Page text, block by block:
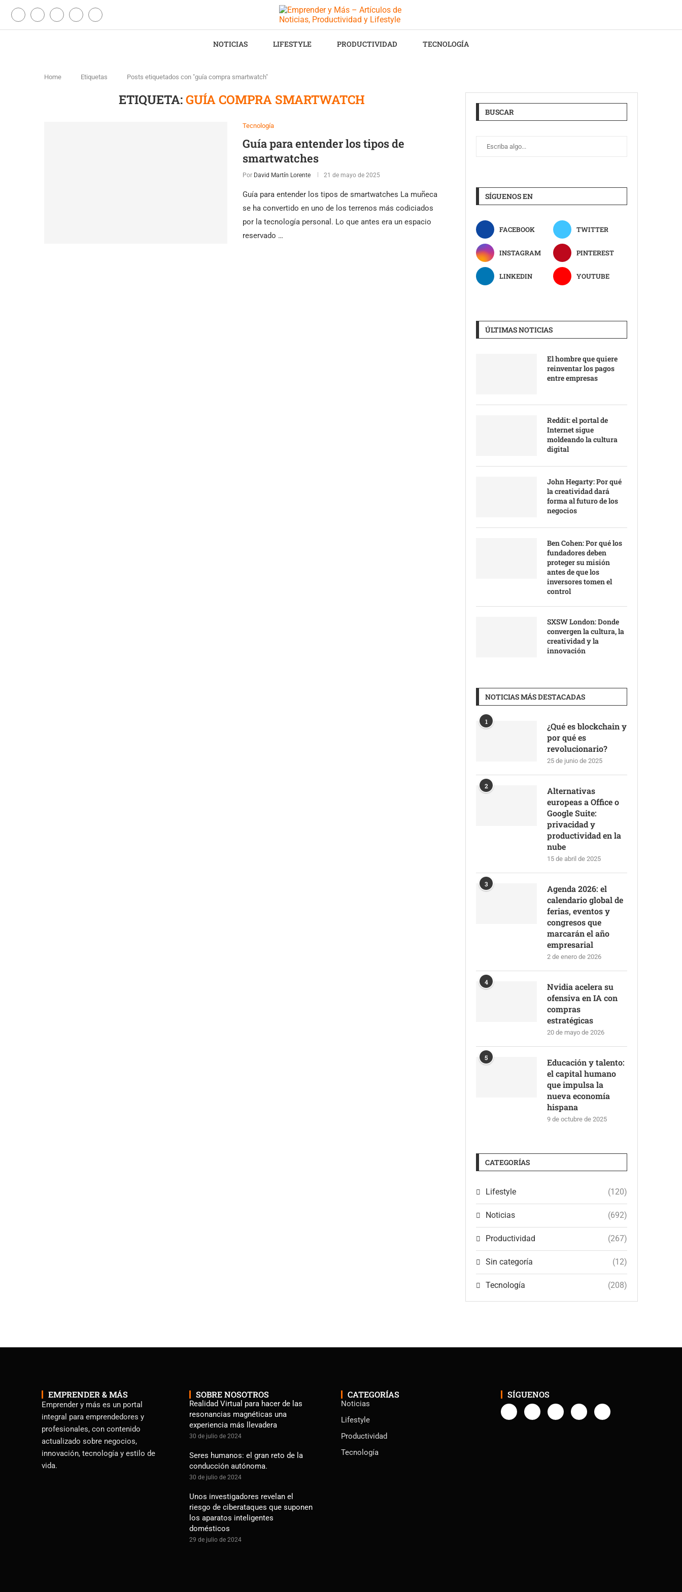
NOTICIAS LIFESTYLE PRODUCTIVIDAD TECNOLOGÍA
Home Etiquetas Posts etiquetados con "guía compra smartwatch"
ETIQUETA:GUÍA COMPRA SMARTWATCH
Tecnología
Guía para entender los tipos de
smartwatches
Por David Martín Lorente 21 de mayo de 2025
Guía para entender los tipos de smartwatches La muñeca
se ha convertido en uno de los terrenos más codiciados
por la tecnología personal. Lo que antes era un espacio
reservado …
BUSCAR
SÍGUENOS EN
FACEBOOK TWITTER
INSTAGRAM PINTEREST
LINKEDIN YOUTUBE
ÚLTIMAS NOTICIAS
El hombre que quiere
reinventar los pagos
entre empresas
Reddit: el portal de
Internet sigue
moldeando la cultura
digital
John Hegarty: Por qué
la creatividad dará
forma al futuro de los
negocios
Ben Cohen: Por qué los
fundadores deben
proteger su misión
antes de que los
inversores tomen el
control
SXSW London: Donde
convergen la cultura, la
creatividad y la
innovación
NOTICIAS MÁS DESTACADAS
1
¿Qué es blockchain y
por qué es
revolucionario?
25 de junio de 2025
2
Alternativas
europeas a Office o
Google Suite:
privacidad y
productividad en la
nube
15 de abril de 2025
3
Agenda 2026: el
calendario global de
ferias, eventos y
congresos que
marcarán el año
empresarial
2 de enero de 2026
4
Nvidia acelera su
ofensiva en IA con
compras
estratégicas
20 de mayo de 2026
5
Educación y talento:
el capital humano
que impulsa la
nueva economía
hispana
9 de octubre de 2025
CATEGORÍAS
Lifestyle (120)
Noticias (692)
Productividad (267)
Sin categoría (12)
Tecnología (208)
EMPRENDER & MÁS
Emprender y más es un portal
integral para emprendedores y
profesionales, con contenido
actualizado sobre negocios,
innovación, tecnología y estilo de
vida.
SOBRE NOSOTROS
Realidad Virtual para hacer de las
resonancias magnéticas una
experiencia más llevadera
30 de julio de 2024
Seres humanos: el gran reto de la
conducción autónoma.
30 de julio de 2024
Unos investigadores revelan el
riesgo de ciberataques que suponen
los aparatos inteligentes
domésticos
29 de julio de 2024
CATEGORÍAS
Noticias
Lifestyle
Productividad
Tecnología
SÍGUENOS